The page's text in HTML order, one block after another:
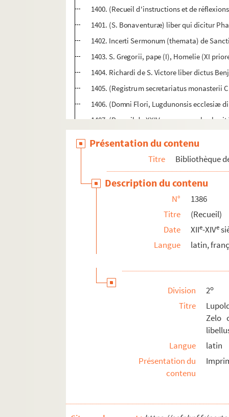
1400. (Recueil d'instructions et de
1401. (S. Bonaventuræ) liber qui dicitur
1402. Incerti Sermonum (themata) de
1403. S. Gregorii, pape (I), Homelie (XI
1404. Richardi de S. Victore liber dictus
1405. (Registrum secretariatus monasterii
1406. (Domni Flori, Lugdunonsis ecclesiæ
1407. (Recueil de XXIV sermons sur la
1411. Evangelium Johannis (cum glossa
1412. Origenis Explanatio super Cantica
1413. (Gregorii papæ IX Decretalium libri
1417. (Philippi de Greve) Cancellarii
1420. (Hugonis Carensis Bibliorum)
1421. Gratiani Decretum (cum duplici
1422. (Recueil)
1423. (Incerti Expositiones e sanctis
1425. Reiglements de la Congregation de
Présentation du contenu
Titre Bibliothèque
Description du contenu
N°
1386
Titre
(Recueil)
Date
XIIe-XIVe
Langue
latin,
Division 2o
Titre
Zelo
Langue
latin
Présentation du
contenu